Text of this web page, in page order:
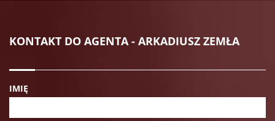
KONTAKT DO AGENTA - ARKADIUSZ ZEMŁA
IMIĘ